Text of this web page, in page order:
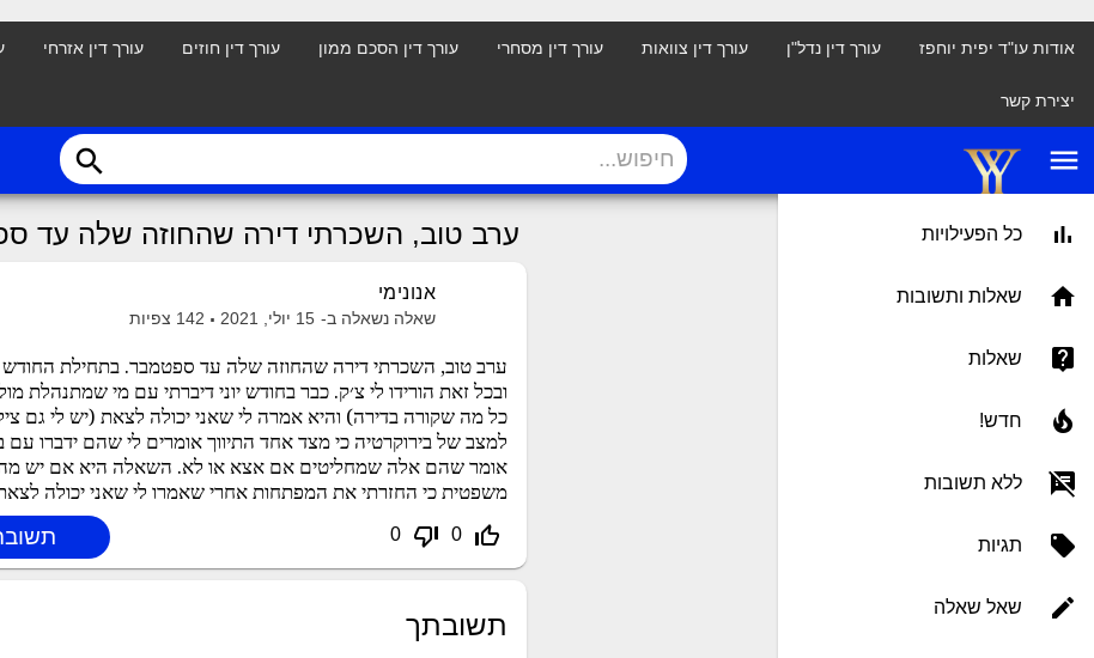
אודות עו"ד יפית יוחפז עורך דין נדל"ן עורך דין צוואות עורך דין מסחרי עורך דין הסכם ממון עורך דין חוזים עורך דין אזרחי
יצירת קשר
menu
search
כל הפעילויות
שאלות ותשובות
שאלות
חדש!
ללא תשובות
תגיות
שאל שאלה
ערב טוב, השכרתי דירה שהחוזה שלה עד
אנונימי
שאלה נשאלה ב- 15 יולי, 2021 142 צפיות
ערב טוב, השכרתי דירה שהחוזה שלה עד ספטמבר. בתחילת
ובכל זאת הורידו לי צ׳ק. כבר בחודש יוני דיברתי עם מי שמתנהלת
כל מה שקורה בדירה) והיא אמרה לי שאני יכולה לצאת (יש לי גם
למצב של בירוקרטיה כי מצד אחד התיווך אומרים לי שהם ידברו
אומר שהם אלה שמחליטים אם אצא או לא. השאלה היא אם יש
משפטית כי החזרתי את המפתחות אחרי שאמרו לי שאני יכולה לצאת
thumb_up_off_alt
0
thumb_down_off_alt
0
תשובתך